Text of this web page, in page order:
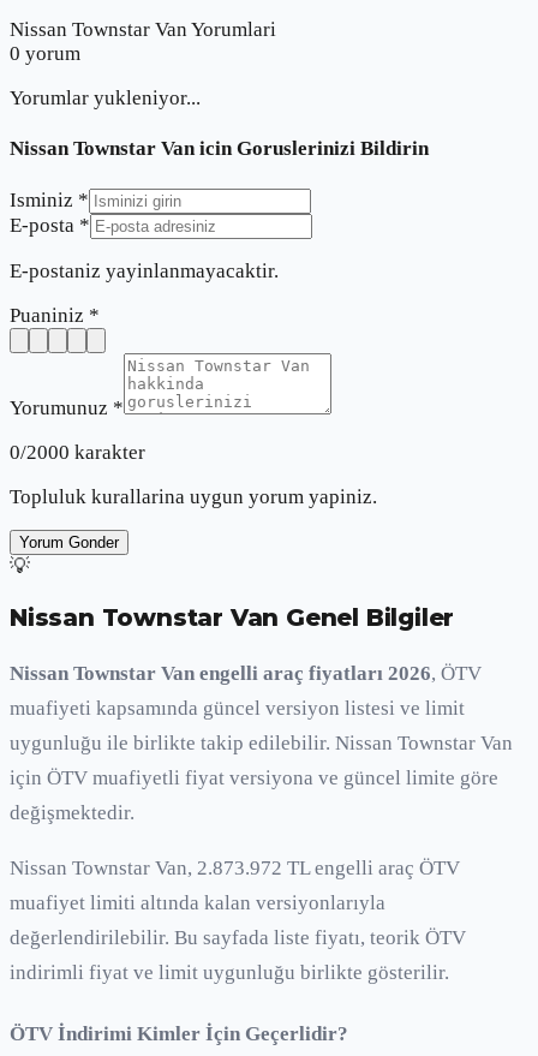
Nissan Townstar Van Yorumlari
0 yorum
Yorumlar yukleniyor...
Nissan Townstar Vanicin Goruslerinizi Bildirin
Isminiz *
E-posta *
E-postaniz yayinlanmayacaktir.
Puaniniz *
Yorumunuz *
0/2000 karakter
Topluluk kurallarina uygun yorum yapiniz.
Yorum Gonder
💡
Nissan Townstar Van Genel Bilgiler
Nissan Townstar Van engelli araç fiyatları 2026, ÖTV
muafiyeti kapsamında güncel versiyon listesi ve limit
uygunluğu ile birlikte takip edilebilir. Nissan Townstar Van
için ÖTV muafiyetli fiyat versiyona ve güncel limite göre
değişmektedir.
Nissan Townstar Van, 2.873.972 TL engelli araç ÖTV
muafiyet limiti altında kalan versiyonlarıyla
değerlendirilebilir. Bu sayfada liste fiyatı, teorik ÖTV
indirimli fiyat ve limit uygunluğu birlikte gösterilir.
ÖTV İndirimi Kimler İçin Geçerlidir?